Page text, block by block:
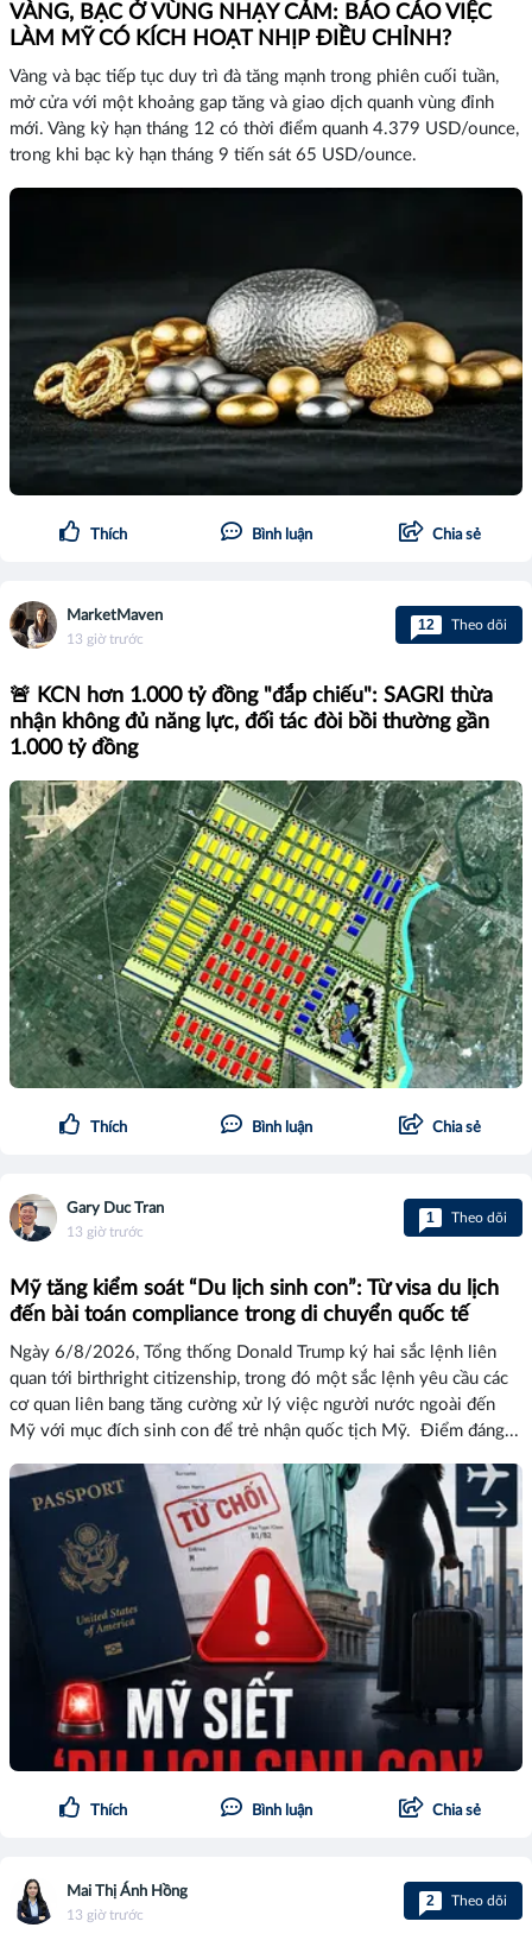
VÀNG, BẠC Ở VÙNG NHẠY CẢM: BÁO CÁO VIỆC
LÀM MỸ CÓ KÍCH HOẠT NHỊP ĐIỀU CHỈNH?
Vàng và bạc tiếp tục duy trì đà tăng mạnh trong phiên cuối tuần,
mở cửa với một khoảng gap tăng và giao dịch quanh vùng đỉnh
mới. Vàng kỳ hạn tháng 12 có thời điểm quanh 4.379 USD/ounce,
trong khi bạc kỳ hạn tháng 9 tiến sát 65 USD/ounce.
Thích Bình luận Chia sẻ
MarketMaven
13 giờ trước
12 Theo dõi
🚨 KCN hơn 1.000 tỷ đồng "đắp chiếu": SAGRI thừa
nhận không đủ năng lực, đối tác đòi bồi thường gần
1.000 tỷ đồng
Thích Bình luận Chia sẻ
Gary Duc Tran
13 giờ trước
1 Theo dõi
Mỹ tăng kiểm soát “Du lịch sinh con”: Từ visa du lịch
đến bài toán compliance trong di chuyển quốc tế
Ngày 6/8/2026, Tổng thống Donald Trump ký hai sắc lệnh liên
quan tới birthright citizenship, trong đó một sắc lệnh yêu cầu các
cơ quan liên bang tăng cường xử lý việc người nước ngoài đến
Mỹ với mục đích sinh con để trẻ nhận quốc tịch Mỹ. Điểm đáng...
Thích Bình luận Chia sẻ
Mai Thị Ánh Hồng
13 giờ trước
2 Theo dõi